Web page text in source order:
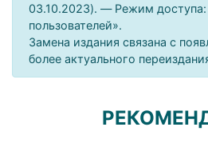
03.10.2023). — Режим доступа:
пользователей».
Замена издания связана с
более актуального